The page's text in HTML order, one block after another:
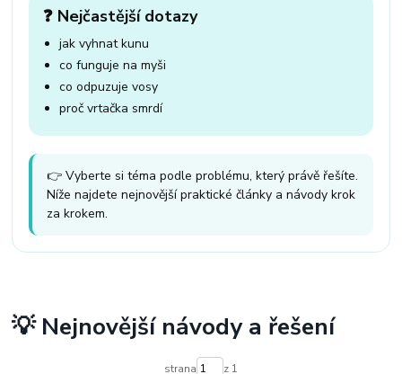
❓ Nejčastější dotazy
jak vyhnat kunu
co funguje na myši
co odpuzuje vosy
proč vrtačka smrdí
👉 Vyberte si téma podle problému, který právě řešíte.
Níže najdete nejnovější praktické články a návody krok
za krokem.
💡 Nejnovější návody a řešení
strana z 1